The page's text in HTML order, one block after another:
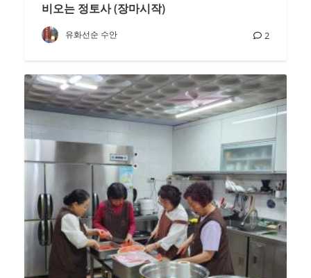
비오는 정토사 (장마시작)
유화선순 수안 2